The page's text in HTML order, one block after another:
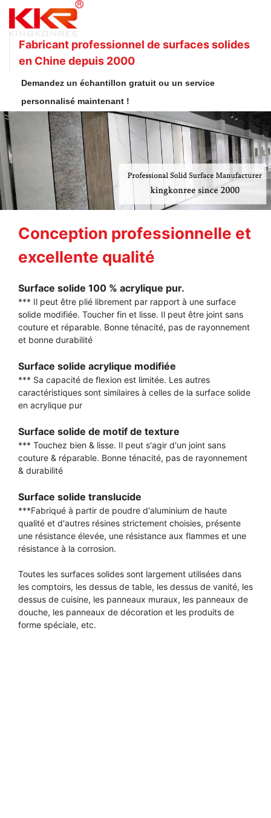
Fabricant professionnel de surfaces solides
en Chine depuis 2000
Demandez un échantillon gratuit ou un service
personnalisé maintenant !
Conception professionnelle et
excellente qualité
Surface solide 100 % acrylique pur.
*** Il peut être plié librement par rapport à une surface
solide modifiée. Toucher fin et lisse. Il peut être joint sans
couture et réparable. Bonne ténacité, pas de rayonnement
et bonne durabilité
Surface solide acrylique modifiée
*** Sa capacité de flexion est limitée. Les autres
caractéristiques sont similaires à celles de la surface solide
en acrylique pur
Surface solide de motif de texture
*** Touchez bien & lisse. Il peut s'agir d'un joint sans
couture & réparable. Bonne ténacité, pas de rayonnement
& durabilité
Surface solide translucide
***Fabriqué à partir de poudre d'aluminium de haute
qualité et d'autres résines strictement choisies, présente
une résistance élevée, une résistance aux flammes et une
résistance à la corrosion.
Toutes les surfaces solides sont largement utilisées dans
les comptoirs, les dessus de table, les dessus de vanité, les
dessus de cuisine, les panneaux muraux, les panneaux de
douche, les panneaux de décoration et les produits de
forme spéciale, etc.